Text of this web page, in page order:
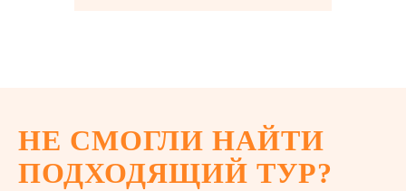
НЕ СМОГЛИ НАЙТИ
ПОДХОДЯЩИЙ ТУР?